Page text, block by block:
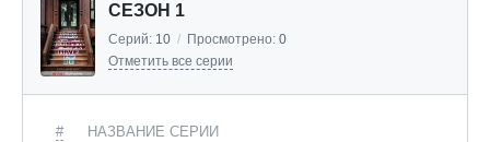
СЕЗОН 1
Серий: 10 / Просмотрено: 0
Отметить все серии
# НАЗВАНИЕ СЕРИИ